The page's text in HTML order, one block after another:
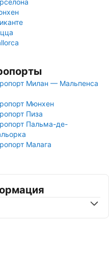
Милан — Мальпенса
Мюнхен
Пиза
Пальма-де-
Малага